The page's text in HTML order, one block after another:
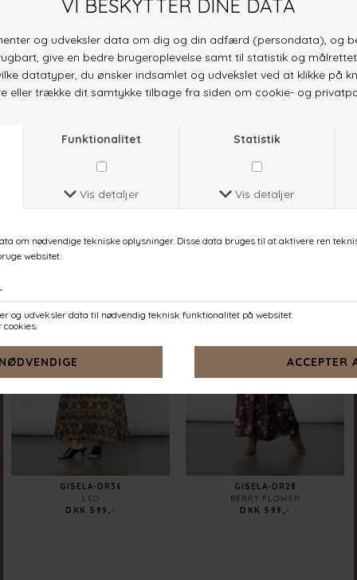
GISELA-DR44
GISELA-DR36
LEO
DKK 599,-
GISELA-DR28
BERRY FLOWER
DKK 599,-